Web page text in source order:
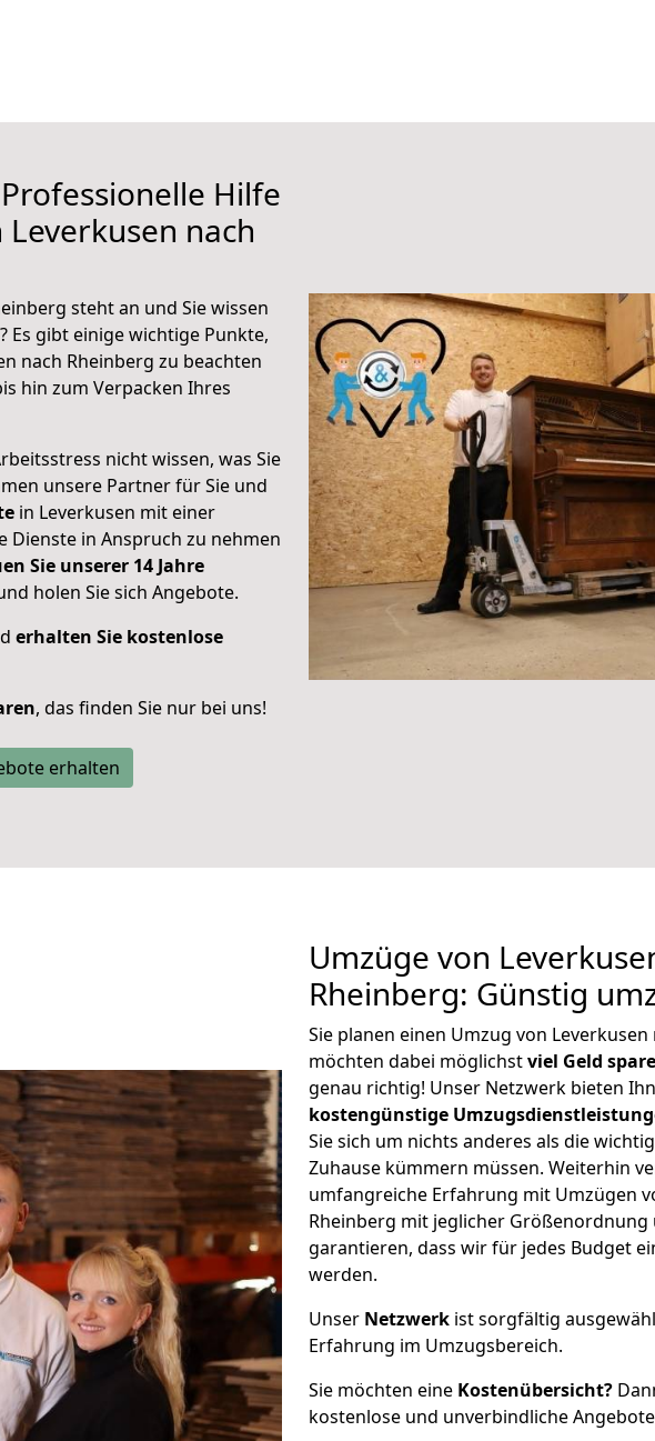
Hilfe
nach
steht an und Sie wissen
Es gibt einige wichtige Punkte,
nach Rheinberg zu beachten
hin zum Verpacken Ihres
nicht wissen, was Sie
unsere Partner für Sie und
in Leverkusen mit einer
Dienste in Anspruch zu nehmen
Sie unserer 14 Jahre
holen Sie sich Angebote.
erhalten Sie kostenlose
, das finden Sie nur bei uns!
erhalten
Umzüge von
Rheinberg: Günstig
Sie planen einen Umzug von
möchten dabei möglichstviel Geld
genau richtig! Unser Netzwerk bieten
kostengünstige
Sie sich um nichts anderes als die
Zuhause kümmern müssen. Weiterhin
umfangreiche Erfahrung mit Umzügen
Rheinberg mit jeglicher
garantieren, dass wir für jedes Budget
werden.
Unser Netzwerk ist sorgfältig
Erfahrung im Umzugsbereich.
Sie möchten eine Kostenübersicht?
kostenlose und unverbindliche